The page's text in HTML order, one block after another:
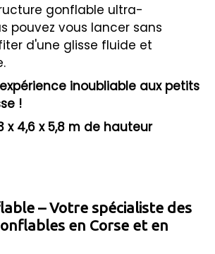
gonflable ultra-
pouvez vous lancer sans
d'une glisse fluide et
inoubliable aux petits
!
x 4,6 x 5,8 m de hauteur
– Votre spécialiste des
en Corse et en